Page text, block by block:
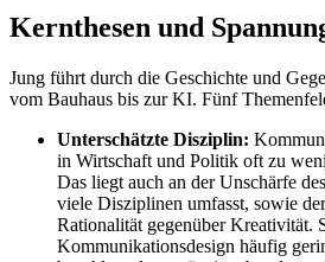
Kernthesen und
Jung führt durch die Geschichte und
vom Bauhaus bis zur KI. Fünf
Unterschätzte Disziplin:
in Wirtschaft und Politik oft zu
Das liegt auch an der Unschärfe
viele Disziplinen umfasst, sowie
Rationalität gegenüber Kreativität.
Kommunikationsdesign häufig